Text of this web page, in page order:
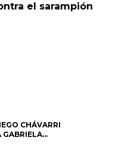
el sarampión
CHÁVARRI
GABRIELA
SU SALIDA